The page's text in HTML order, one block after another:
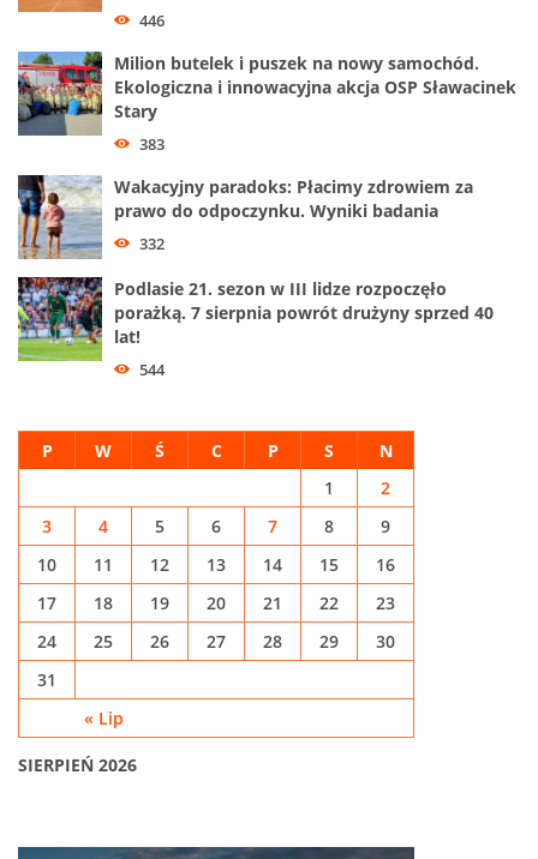
446
Milion butelek i puszek na nowy samochód.
Ekologiczna i innowacyjna akcja OSP Sławacinek
Stary
383
Wakacyjny paradoks: Płacimy zdrowiem za
prawo do odpoczynku. Wyniki badania
332
Podlasie 21. sezon w III lidze rozpoczęło
porażką. 7 sierpnia powrót drużyny sprzed 40
lat!
544
SIERPIEŃ 2026
P W Ś C P S N
« Lip
1
2
3
4 5 6 7 8
9
10
11 12 13 14 15
16
17
18 19 20 21 22
23
24
25 26 27 28 29
30
31